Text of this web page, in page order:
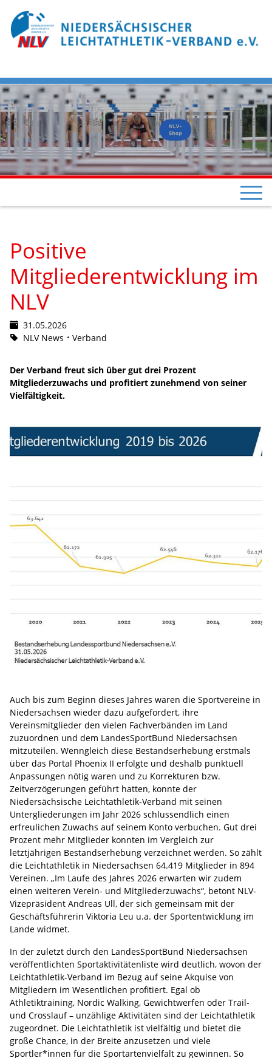
Positive
Mitgliederentwicklung im
NLV
31.05.2026
NLV News
Verband
Der Verband freut sich über gut drei Prozent
Mitgliederzuwachs und profitiert zunehmend von seiner
Vielfältigkeit.
Auch bis zum Beginn dieses Jahres waren die Sportvereine in
Niedersachsen wieder dazu aufgefordert, ihre
Vereinsmitglieder den vielen Fachverbänden im Land
zuzuordnen und dem LandesSportBund Niedersachsen
mitzuteilen. Wenngleich diese Bestandserhebung erstmals
über das Portal Phoenix II erfolgte und deshalb punktuell
Anpassungen nötig waren und zu Korrekturen bzw.
Zeitverzögerungen geführt hatten, konnte der
Niedersächsische Leichtathletik-Verband mit seinen
Untergliederungen im Jahr 2026 schlussendlich einen
erfreulichen Zuwachs auf seinem Konto verbuchen. Gut drei
Prozent mehr Mitglieder konnten im Vergleich zur
letztjährigen Bestandserhebung verzeichnet werden. So zählt
die Leichtathletik in Niedersachsen 64.419 Mitglieder in 894
Vereinen. „Im Laufe des Jahres 2026 erwarten wir zudem
einen weiteren Verein- und Mitgliederzuwachs“, betont NLV-
Vizepräsident Andreas Ull, der sich gemeinsam mit der
Geschäftsführerin Viktoria Leu u.a. der Sportentwicklung im
Lande widmet.
In der zuletzt durch den LandesSportBund Niedersachsen
veröffentlichten Sportaktivitätenliste wird deutlich, wovon der
Leichtathletik-Verband im Bezug auf seine Akquise von
Mitgliedern im Wesentlichen profitiert. Egal ob
Athletiktraining, Nordic Walking, Gewichtwerfen oder Trail-
und Crosslauf – unzählige Aktivitäten sind der Leichtathletik
zugeordnet. Die Leichtathletik ist vielfältig und bietet die
große Chance, in der Breite anzusetzen und viele
Sportler*innen für die Sportartenvielfalt zu gewinnen. So